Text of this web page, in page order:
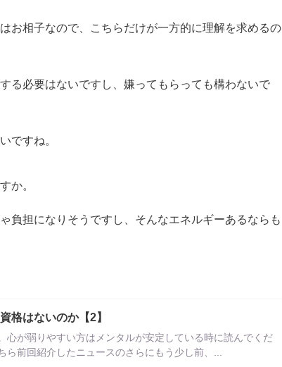
お相子なので、こちらだけが一方的に理解を求めるの
る必要はないですし、嫌ってもらっても構わないで
ですね。
か。
負担になりそうですし、そんなエネルギーあるならも
格はないのか【2】
心が弱りやすい方はメンタルが安定している時に読んでくだ
ら前回紹介したニュースのさらにもう少し前、...